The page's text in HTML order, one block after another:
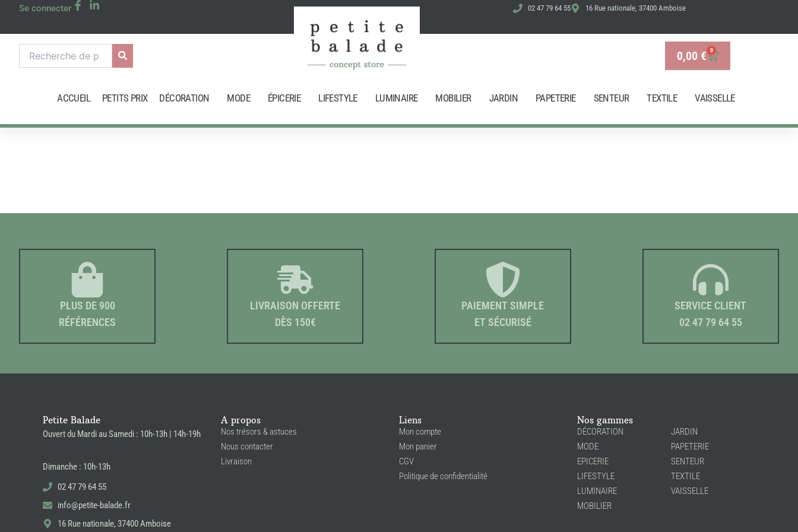
Se connecter 02 47 79 64 55 16 Rue nationale, 37400 Amboise
pour :
0,00 € 0
Panier
ACCUEIL PETITS PRIX DÉCORATION MODE ÉPICERIE LIFESTYLE LUMINAIRE MOBILIER JARDIN PAPETERIE SENTEUR TEXTILE VAISSELLE
PLUS DE 900
RÉFÉRENCES
LIVRAISON OFFERTE
DÈS 150€
PAIEMENT SIMPLE
ET SÉCURISÉ
SERVICE CLIENT
02 47 79 64 55
Petite Balade
Ouvert du Mardi au Samedi : 10h-13h | 14h-19h
Dimanche : 10h-13h
02 47 79 64 55
info@petite-balade.fr
16 Rue nationale, 37400 Amboise
A propos
Nos trésors & astuces
Nous contacter
Livraison
Liens
Mon compte
Mon panier
CGV
Politique de confidentialité
Nos gammes
DÉCORATION
MODE
EPICERIE
LIFESTYLE
LUMINAIRE
MOBILIER
JARDIN
PAPETERIE
SENTEUR
TEXTILE
VAISSELLE